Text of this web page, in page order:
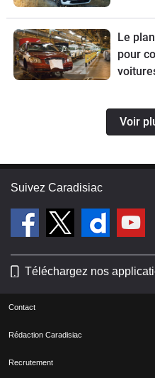
Le
pour
Voir
Suivez Caradisiac
Téléchargez nos
Contact
Rédaction Caradisiac
Recrutement